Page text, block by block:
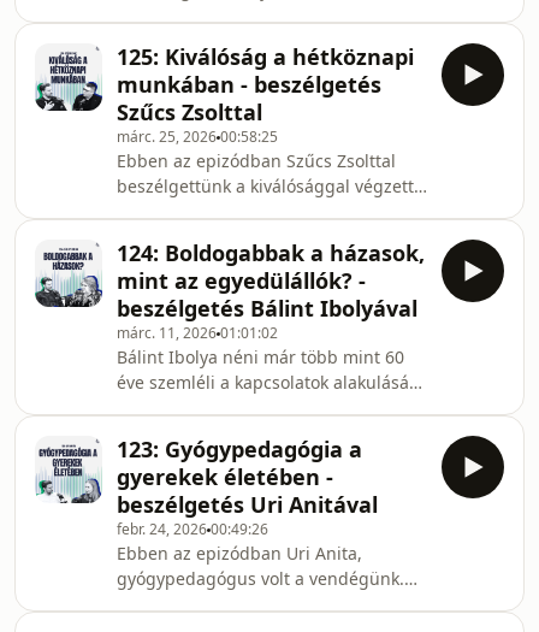
pszichológiai támogatás
igénybevétele nem a hit hiányát jelzi,
hanem a teljesebb, Isten álta
generációról generációra. Vajon
miben más a 21. század lelkésze mint
elődei, kell-e másképp beszélnie,
viselkednie?Szó esik a hivatás és az
emberi határok feszültségéről, az
„elpapiasodás” jelenségéről, valamint
arról, mikor nehéz embernek maradni
ebben a s
125: Kiválóság a hétköznapi
munkában - beszélgetés
Szűcs Zsolttal
márc. 25, 202600:58:25
Ebben az epizódban Szűcs Zsolttal
beszélgettünk a kiválósággal végzett
keresztényként a munkahelyünkön, az
egyetemen, a szolgálatban és a
családi életben? Krisztus követőjeként
arra is el vagyunk hívva, hogy a ránk
bízott feladatokban hűségesnek
bizonyuljunk s mindent a legjobb
képességünk szerint végezzünk el.
Zsolt említett néhány
124: Boldogabbak a házasok,
mint az egyedülállók? -
beszélgetés Bálint Ibolyával
márc. 11, 202601:01:02
Bálint Ibolya néni már több mint 60
éve szemléli a kapcsolatok alakulását
tapasztalatait az egyedül maradásával
kapcsolatban. Miért érint egyre több
25 évnél idősebb személyt a
szingliség jelensége. Megvizsgáltuk
először is mit mond az Ige az
egyedülállóság s a házasság
ajándékáról Pál apostolon keresztül.
123: Gyógypedagógia a
gyerekek életében -
beszélgetés Uri Anitával
febr. 24, 202600:49:26
Ebben az epizódban Uri Anita,
gyógypedagógus volt a vendégünk.